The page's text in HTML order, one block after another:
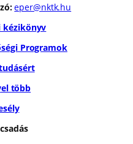
eper@nktk.hu
kézikönyv
Programok
több